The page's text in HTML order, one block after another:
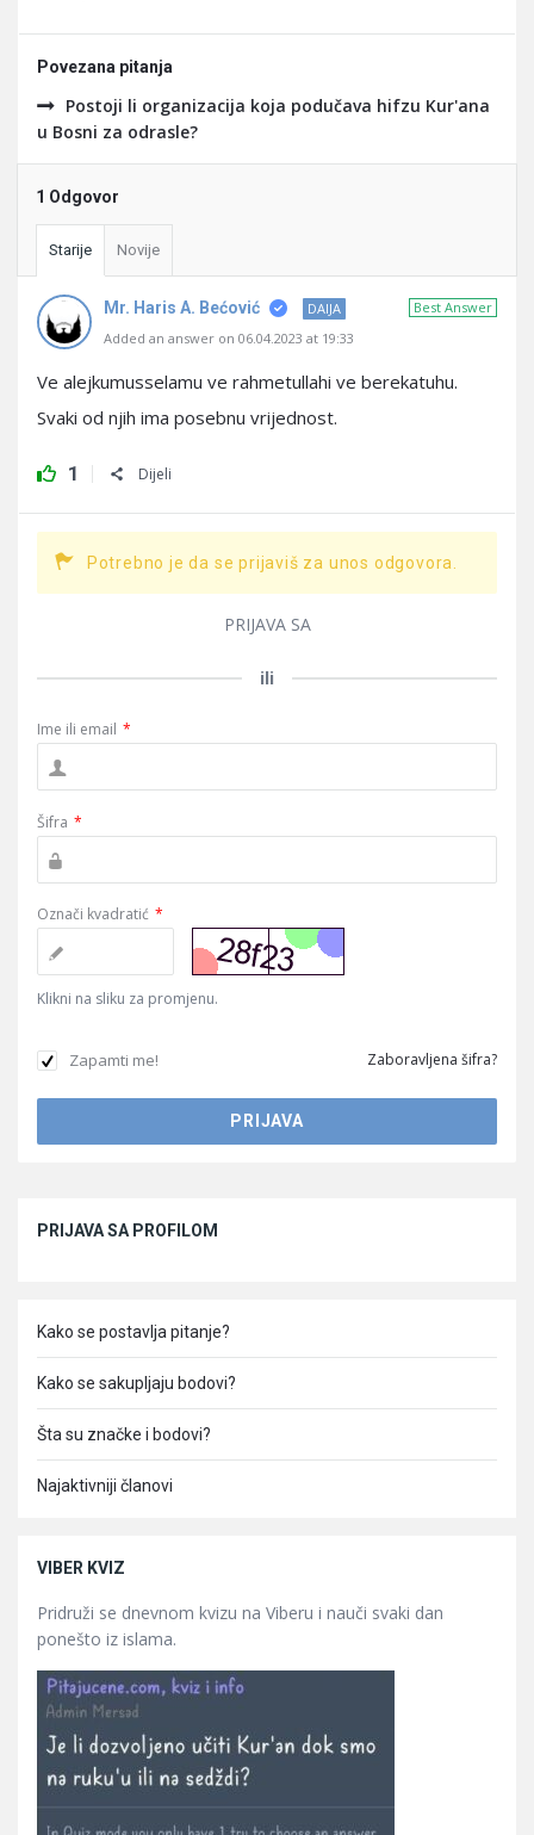
Povezana pitanja
Postoji li organizacija koja podučava hifzu Kur'ana
u Bosni za odrasle?
1 Odgovor
Starije Novije
Best Answer
Mr. Haris A. Bećović
DAIJA
Added an answer on 06.04.2023 at 19:33
Ve alejkumusselamu ve rahmetullahi ve berekatuhu.
Svaki od njih ima posebnu vrijednost.
1 Dijeli
Potrebno je da se prijaviš za unos odgovora.
PRIJAVA SA
ili
Ime ili email *
Šifra *
Označi kvadratić *
Klikni na sliku za promjenu.
Zapamti me! Zaboravljena šifra?
PRIJAVA SA PROFILOM
Kako se postavlja pitanje?
Kako se sakupljaju bodovi?
Šta su značke i bodovi?
Najaktivniji članovi
VIBER KVIZ
Pridruži se dnevnom kvizu na Viberu i nauči svaki dan
ponešto iz islama.